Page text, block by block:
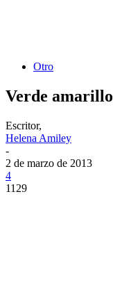
Otro
Verde amarillo
Escritor,
Helena Amiley
-
2 de marzo de 2013
4
1129